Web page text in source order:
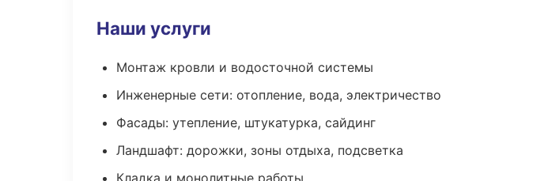
Наши услуги
Монтаж кровли и водосточной системы
Инженерные сети: отопление, вода, электричество
Фасады: утепление, штукатурка, сайдинг
Ландшафт: дорожки, зоны отдыха, подсветка
Кладка и монолитные работы